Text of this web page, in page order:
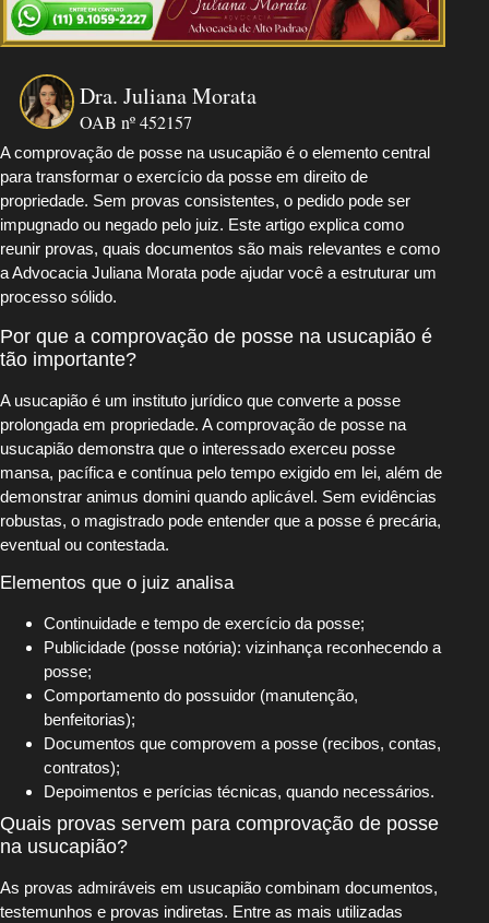
Dra. Juliana Morata
OAB nº 452157
A comprovação de posse na usucapião é o elemento central
para transformar o exercício da posse em direito de
propriedade. Sem provas consistentes, o pedido pode ser
impugnado ou negado pelo juiz. Este artigo explica como
reunir provas, quais documentos são mais relevantes e como
a Advocacia Juliana Morata pode ajudar você a estruturar um
processo sólido.
Por que a comprovação de posse na usucapião é
tão importante?
A usucapião é um instituto jurídico que converte a posse
prolongada em propriedade. A comprovação de posse na
usucapião demonstra que o interessado exerceu posse
mansa, pacífica e contínua pelo tempo exigido em lei, além de
demonstrar animus domini quando aplicável. Sem evidências
robustas, o magistrado pode entender que a posse é precária,
eventual ou contestada.
Elementos que o juiz analisa
Continuidade e tempo de exercício da posse;
Publicidade (posse notória): vizinhança reconhecendo a
posse;
Comportamento do possuidor (manutenção,
benfeitorias);
Documentos que comprovem a posse (recibos, contas,
contratos);
Depoimentos e perícias técnicas, quando necessários.
Quais provas servem para comprovação de posse
na usucapião?
As provas admiráveis em usucapião combinam documentos,
testemunhos e provas indiretas. Entre as mais utilizadas